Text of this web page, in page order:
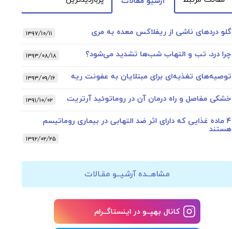
گلو دردهای ناشی از ریفلاکس معده به مری ۱۳۹۷/۱۰/۱۱
چرا درد، تب و التهاب شب‌ها تشدید می‌شود؟ ۱۳۹۳/۰۸/۱۸
توصیه‌های تغذیه‌ای برای مبتلایان به عفونت ریه ۱۳۹۳/۰۹/۱۶
خشکی مفاصل و راه درمان آن در روماتوئید آرتریت ۱۳۹۱/۱۰/۰۲
۴ ماده غذایی که دارای اثر ضد التهابی در بیماری روماتیسم
هستند
۱۳۹۲/۰۲/۲۵
مشاهــده آرشیــو مقـالات
کانال بهپــو در اینستاگــرام